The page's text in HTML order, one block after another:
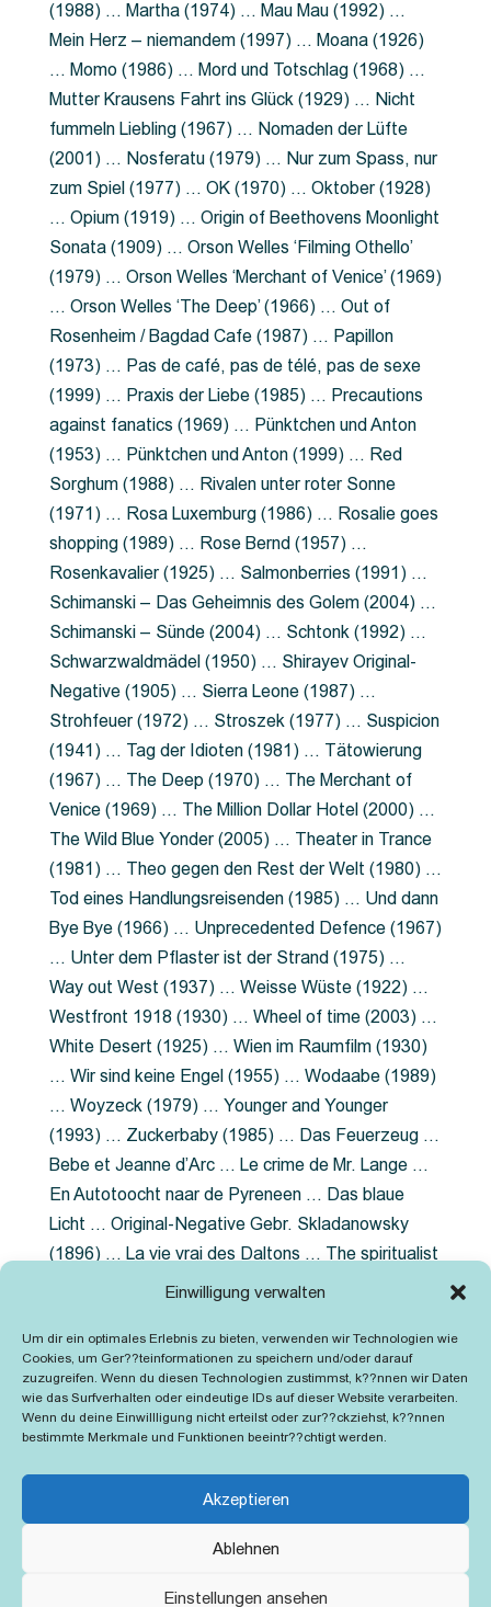
Einwilligung verwalten
Um dir ein optimales Erlebnis zu bieten, verwenden wir Technologien wie
Cookies, um Ger??teinformationen zu speichern und/oder darauf
zuzugreifen. Wenn du diesen Technologien zustimmst, k??nnen wir Daten
wie das Surfverhalten oder eindeutige IDs auf dieser Website verarbeiten.
Wenn du deine Einwillligung nicht erteilst oder zur??ckziehst, k??nnen
bestimmte Merkmale und Funktionen beeintr??chtigt werden.
Akzeptieren
Ablehnen
Einstellungen ansehen
(1988) … Martha (1974) … Mau Mau (1992) …
Mein Herz – niemandem (1997) … Moana (1926)
… Momo (1986) … Mord und Totschlag (1968) …
Mutter Krausens Fahrt ins Glück (1929) … Nicht
fummeln Liebling (1967) … Nomaden der Lüfte
(2001) … Nosferatu (1979) … Nur zum Spass, nur
zum Spiel (1977) … OK (1970) … Oktober (1928)
… Opium (1919) … Origin of Beethovens Moonlight
Sonata (1909) … Orson Welles ‘Filming Othello’
(1979) … Orson Welles ‘Merchant of Venice’ (1969)
… Orson Welles ‘The Deep’ (1966) … Out of
Rosenheim / Bagdad Cafe (1987) … Papillon
(1973) … Pas de café, pas de télé, pas de sexe
(1999) … Praxis der Liebe (1985) … Precautions
against fanatics (1969) … Pünktchen und Anton
(1953) … Pünktchen und Anton (1999) … Red
Sorghum (1988) … Rivalen unter roter Sonne
(1971) … Rosa Luxemburg (1986) … Rosalie goes
shopping (1989) … Rose Bernd (1957) …
Rosenkavalier (1925) … Salmonberries (1991) …
Schimanski – Das Geheimnis des Golem (2004) …
Schimanski – Sünde (2004) … Schtonk (1992) …
Schwarzwaldmädel (1950) … Shirayev Original-
Negative (1905) … Sierra Leone (1987) …
Strohfeuer (1972) … Stroszek (1977) … Suspicion
(1941) … Tag der Idioten (1981) … Tätowierung
(1967) … The Deep (1970) … The Merchant of
Venice (1969) … The Million Dollar Hotel (2000) …
The Wild Blue Yonder (2005) … Theater in Trance
(1981) … Theo gegen den Rest der Welt (1980) …
Tod eines Handlungsreisenden (1985) … Und dann
Bye Bye (1966) … Unprecedented Defence (1967)
… Unter dem Pflaster ist der Strand (1975) …
Way out West (1937) … Weisse Wüste (1922) …
Westfront 1918 (1930) … Wheel of time (2003) …
White Desert (1925) … Wien im Raumfilm (1930)
… Wir sind keine Engel (1955) … Wodaabe (1989)
… Woyzeck (1979) … Younger and Younger
(1993) … Zuckerbaby (1985) … Das Feuerzeug …
Bebe et Jeanne d’Arc … Le crime de Mr. Lange …
En Autotoocht naar de Pyreneen … Das blaue
Licht … Original-Negative Gebr. Skladanowsky
(1896) … La vie vrai des Daltons … The spiritualist
photographer … Feuer im Fjord … The Song of the
Grubenlampe … Tolstoy … Grün ist die Heide …
Lady Hamilton … Mütter verzaget nicht …
Ruttmann Werbefilme